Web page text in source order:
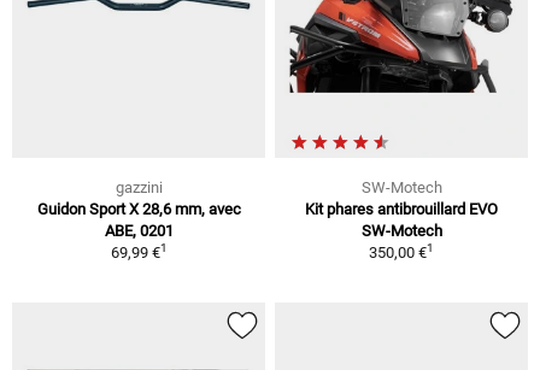
gazzini
Guidon Sport X 28,6 mm, avec
ABE, 0201
69,99 €1
SW-Motech
Kit phares antibrouillard EVO
SW-Motech
350,00 €1